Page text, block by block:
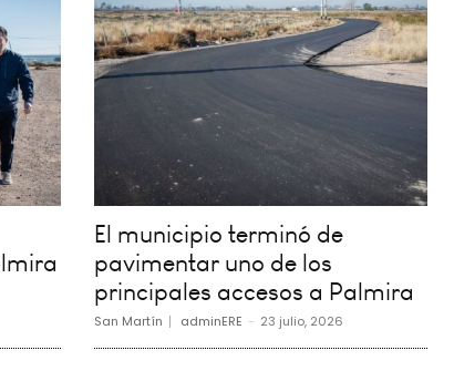
El municipio terminó de
pavimentar uno de los
principales accesos a Palmira
San Martín adminERE - 23 julio, 2026